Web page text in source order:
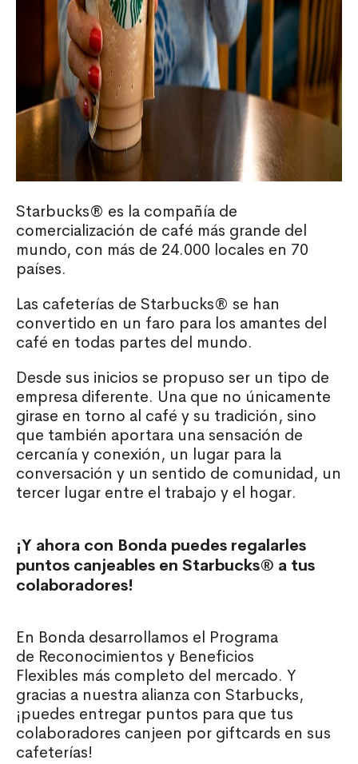
Starbucks® es la compañía de
comercialización de café más grande del
mundo, con más de 24.000 locales en 70
países.​
Las cafeterías de Starbucks® se han
convertido en un faro para los amantes del
café en todas partes del mundo.
Desde sus inicios se propuso ser un tipo de
empresa diferente. Una que no únicamente
girase en torno al café y su tradición, sino
que también aportara una sensación de
cercanía y conexión, un lugar para la
conversación y un sentido de comunidad, un
tercer lugar entre el trabajo y el hogar.
¡Y ahora con Bonda puedes regalarles
puntos canjeables en Starbucks® a tus
colaboradores!
En Bonda desarrollamos el Programa
de Reconocimientos y Beneficios
Flexibles más completo del mercado. Y
gracias a nuestra alianza con Starbucks,
¡puedes entregar puntos para que tus
colaboradores canjeen por giftcards en sus
cafeterías!